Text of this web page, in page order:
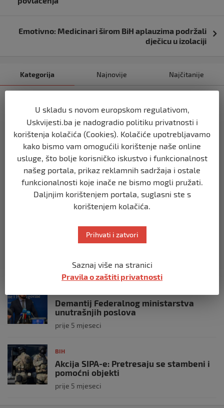
Emotivno: Medicinari širom BiH aplauzima podržali
dječicu u izolaciji
Kategorija Najnovije Najčitanije
Ravnopravnost da — politička
manipulacija ne
prije 2 mjeseca
BIH
Postoje razne špekulacije oko ukidanja
OHR-a – šta vi mislite?
prije 3 mjeseca
Zašto Bakir Izetbegović trenutno ima
najveće šanse za povratak u
prije 3 mjeseca
Demantij Federalnog ministarstva
unutrašnjih poslova
prije 5 mjeseci
BIH
Akcija SIPA-e: Pretresaju se stambeni i
pomoćni objekti
prije 5 mjeseci
U skladu s novom europskom regulativom,
Uskvijesti.ba je nadogradio politiku privatnosti i
korištenja kolačića (Cookies). Kolačiće upotrebljavamo
kako bismo vam omogućili korištenje naše online
usluge, što bolje korisničko iskustvo i funkcionalnost
našeg portala, prikaz reklamnih sadržaja i ostale
funkcionalnosti koje inače ne bismo mogli pružati.
Daljnjim korištenjem portala, suglasni ste s
korištenjem kolačića.
Prihvati i zatvori
Saznaj više na stranici
Pravila o zaštiti privatnosti